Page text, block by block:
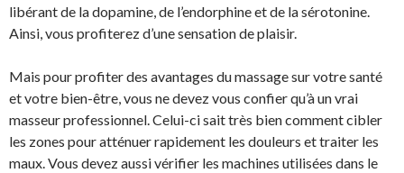
libérant de la dopamine, de l’endorphine et de la sérotonine.
Ainsi, vous profiterez d’une sensation de plaisir.
Mais pour profiter des avantages du massage sur votre santé
et votre bien-être, vous ne devez vous confier qu’à un vrai
masseur professionnel. Celui-ci sait très bien comment cibler
les zones pour atténuer rapidement les douleurs et traiter les
maux. Vous devez aussi vérifier les machines utilisées dans le